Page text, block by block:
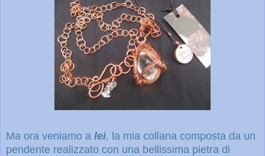
Ma ora veniamo a lei, la mia collana composta da un
pendente realizzato con una bellissima pietra di